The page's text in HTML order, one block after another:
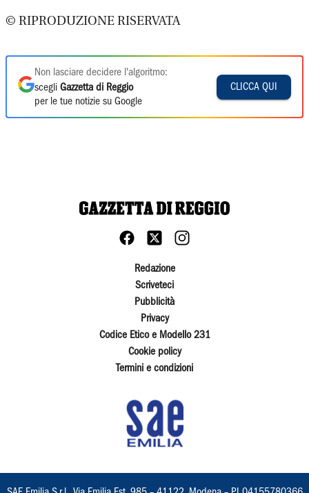
© RIPRODUZIONE RISERVATA
Non lasciare decidere l'algoritmo:
scegli Gazzetta di Reggio
per le tue notizie su Google
CLICCA QUI
Redazione
Scriveteci
Pubblicità
Privacy
Codice Etico e Modello 231
Cookie policy
Termini e condizioni